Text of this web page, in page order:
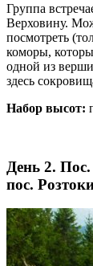
Группа
Верховину.
посмотреть
коморы,
одной из
здесь
Набор высот:
День 2.
пос.